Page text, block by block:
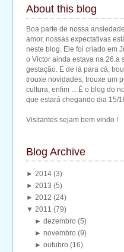
About this blog
Boa parte de nossa
amor, nossas expectativas
neste blog. Ele foi criado em
o Victor ainda estava na 26.a
gestação. E de lá para cá,
trouxe novidades, trouxe um
cultura, enfim ... É o blog do
que estará chegando dia 15/
Visitantes sejam bem vindo !
Blog Archive
► 2014 (3)
► 2013 (5)
► 2012 (24)
▼ 2011 (79)
►dezembro(5)
►novembro(9)
►outubro(16)